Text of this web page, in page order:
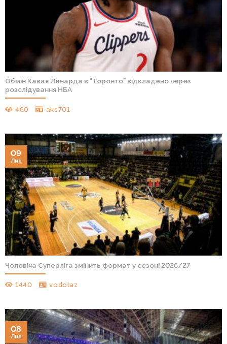
Обмін Кавая Ленарда в “Торонто” відкладено через
розслідування НБА
460 aks701
Чоловіча Суперліга змінить формат у сезоні 2026/27
1440 vodolaz
09
Лип
08
Лип